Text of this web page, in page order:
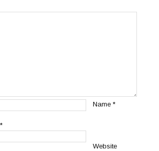
Name*
*
Website